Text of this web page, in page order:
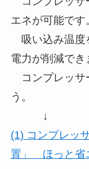
エネが可能です
吸い込み温度
電力が削減でき
コンプレッサ
う。
↓
(1) コンプレッ
置」 ほっと省